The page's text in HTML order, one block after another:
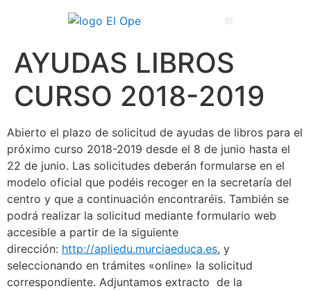
AYUDAS LIBROS
CURSO 2018-2019
Abierto el plazo de solicitud de ayudas de libros para el
próximo curso 2018-2019 desde el 8 de junio hasta el
22 de junio. Las solicitudes deberán formularse en el
modelo oficial que podéis recoger en la secretaría del
centro y que a continuación encontraréis. También se
podrá realizar la solicitud mediante formulario web
accesible a partir de la siguiente
dirección: http://apliedu.murciaeduca.es, y
seleccionando en trámites «online» la solicitud
correspondiente. Adjuntamos extracto de la